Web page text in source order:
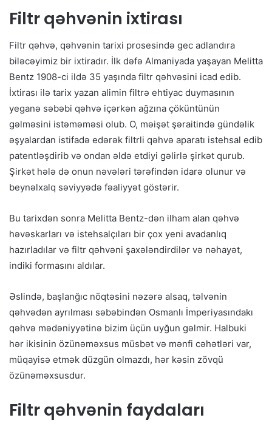
Filtr qəhvənin ixtirası
Filtr qəhvə, qəhvənin tarixi prosesində gec adlandıra
biləcəyimiz bir ixtiradır. İlk dəfə Almaniyada yaşayan Melitta
Bentz 1908-ci ildə 35 yaşında filtr qəhvəsini icad edib.
İxtirası ilə tarix yazan alimin filtrə ehtiyac duymasının
yeganə səbəbi qəhvə içərkən ağzına çöküntünün
gəlməsini istəməməsi olub. O, məişət şəraitində gündəlik
əşyalardan istifadə edərək filtrli qəhvə aparatı istehsal edib
patentləşdirib və ondan əldə etdiyi gəlirlə şirkət qurub.
Şirkət hələ də onun nəvələri tərəfindən idarə olunur və
beynəlxalq səviyyədə fəaliyyət göstərir.
Bu tarixdən sonra Melitta Bentz-dən ilham alan qəhvə
həvəskarları və istehsalçıları bir çox yeni avadanlıq
hazırladılar və filtr qəhvəni şaxələndirdilər və nəhayət,
indiki formasını aldılar.
Əslində, başlanğıc nöqtəsini nəzərə alsaq, təlvənin
qəhvədən ayrılması səbəbindən Osmanlı İmperiyasındakı
qəhvə mədəniyyətinə bizim üçün uyğun gəlmir. Halbuki
hər ikisinin özünəməxsus müsbət və mənfi cəhətləri var,
müqayisə etmək düzgün olmazdı, hər kəsin zövqü
özünəməxsusdur.
Filtr qəhvənin faydaları